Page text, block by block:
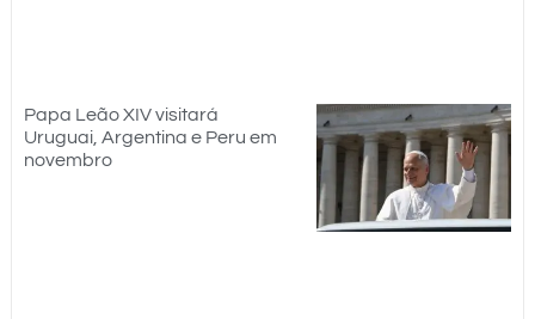
Papa Leão XIV visitará
Uruguai, Argentina e Peru em
novembro